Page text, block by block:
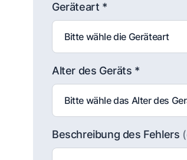
Geräteart *
Alter des Geräts *
Beschreibung des Fehlers